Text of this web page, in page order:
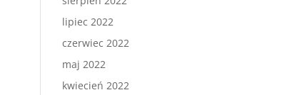
lipiec 2022
czerwiec 2022
maj 2022
kwiecień 2022